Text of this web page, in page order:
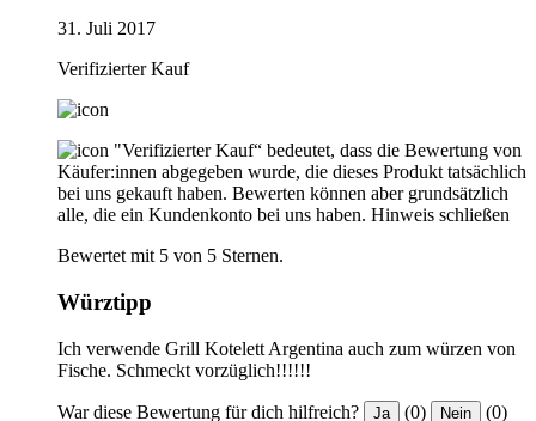
31. Juli 2017
Verifizierter Kauf
"Verifizierter Kauf“ bedeutet, dass die Bewertung von
Käufer:innen abgegeben wurde, die dieses Produkt tatsächlich
bei uns gekauft haben. Bewerten können aber grundsätzlich
alle, die ein Kundenkonto bei uns haben. Hinweis schließen
Bewertet mit 5 von 5 Sternen.
Würztipp
Ich verwende Grill Kotelett Argentina auch zum würzen von
Fische. Schmeckt vorzüglich!!!!!!
War diese Bewertung für dich hilfreich? Ja (0) Nein (0)